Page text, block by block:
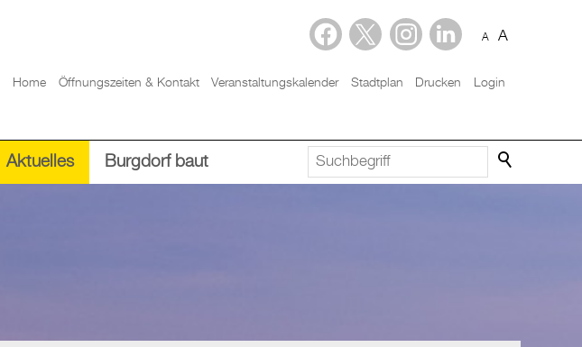
A A
Home Öffnungszeiten & Kontakt Veranstaltungskalender Stadtplan Drucken Login
Aktuelles Burgdorf baut